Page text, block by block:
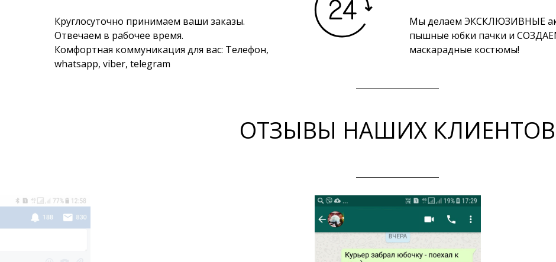
Круглосуточно принимаем ваши заказы.
Отвечаем в рабочее время.
Комфортная коммуникация для вас: Телефон,
whatsapp, viber, telegram
Мы делаем ЭКСКЛЮЗИВНЫЕ
пышные юбки пачки и
маскарадные костюмы!
ОТЗЫВЫ НАШИХ КЛИЕНТОВ